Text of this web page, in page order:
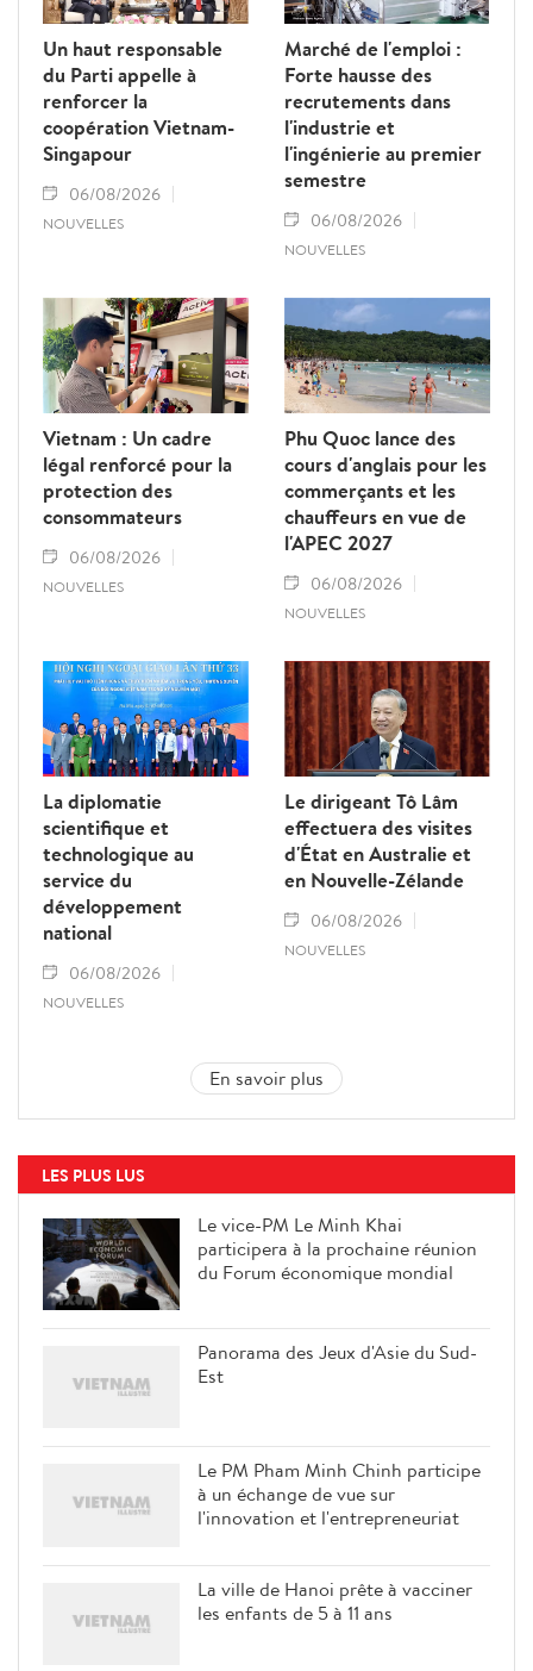
des travailleurs.
Un haut responsable
du Parti appelle à
renforcer la
coopération Vietnam-
Singapour
06/08/2026
NOUVELLES
Marché de l'emploi :
Forte hausse des
recrutements dans
l'industrie et
l'ingénierie au premier
semestre
06/08/2026
NOUVELLES
Vietnam : Un cadre
légal renforcé pour la
protection des
consommateurs
06/08/2026
NOUVELLES
Phu Quoc lance des
cours d'anglais pour les
commerçants et les
chauffeurs en vue de
l'APEC 2027
06/08/2026
NOUVELLES
La diplomatie
scientifique et
technologique au
service du
développement
national
06/08/2026
NOUVELLES
Le dirigeant Tô Lâm
effectuera des visites
d'État en Australie et
en Nouvelle-Zélande
06/08/2026
NOUVELLES
En savoir plus
LES PLUS LUS
Le vice-PM Le Minh Khai
participera à la prochaine réunion
du Forum économique mondial
Panorama des Jeux d'Asie du Sud-
Est
Le PM Pham Minh Chinh participe
à un échange de vue sur
l'innovation et l'entrepreneuriat
La ville de Hanoi prête à vacciner
les enfants de 5 à 11 ans